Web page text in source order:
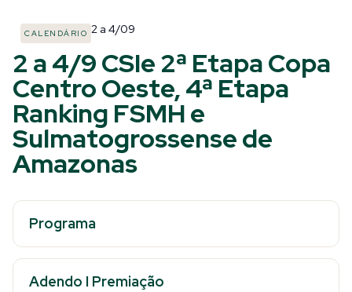
CALENDÁRIO 2 a 4/09
2 a 4/9 CSIe 2ª Etapa Copa
Centro Oeste, 4ª Etapa
Ranking FSMH e
Sulmatogrossense de
Amazonas
Programa
Adendo I Premiação